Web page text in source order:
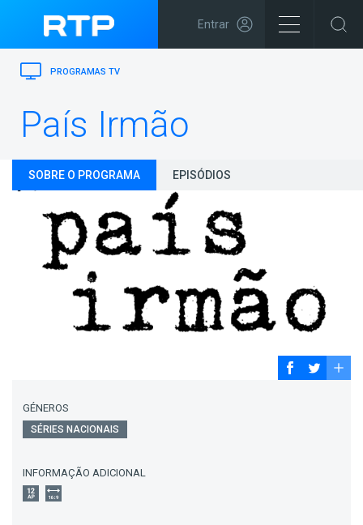
Entrar
PROGRAMAS TV
País Irmão
SOBRE O PROGRAMA EPISÓDIOS
GÉNEROS
SÉRIES NACIONAIS
INFORMAÇÃO ADICIONAL